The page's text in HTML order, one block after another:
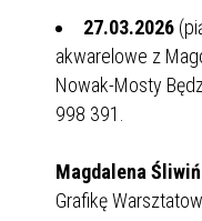
27.03.2026
akwarelowe z
Nowak-Mosty
998 391.
Magdalena
Grafikę